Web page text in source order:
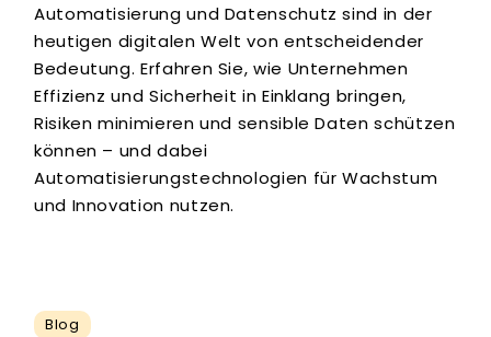
Automatisierung und Datenschutz sind in der
heutigen digitalen Welt von entscheidender
Bedeutung. Erfahren Sie, wie Unternehmen
Effizienz und Sicherheit in Einklang bringen,
Risiken minimieren und sensible Daten schützen
können – und dabei
Automatisierungstechnologien für Wachstum
und Innovation nutzen.
Blog